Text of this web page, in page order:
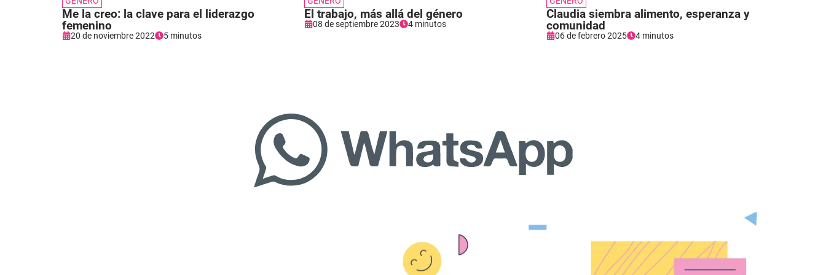
Me la creo: la clave para el liderazgo
femenino
20 de noviembre 2022 5 minutos
El trabajo, más allá del género
08 de septiembre 2023 4 minutos
Claudia siembra alimento, esperanza y
comunidad
06 de febrero 2025 4 minutos